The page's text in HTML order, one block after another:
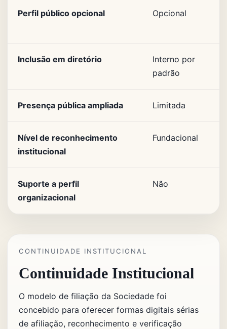
Perfil público opcional Opcional
Inclusão em diretório
Interno por
padrão
Presença pública ampliada Limitada
Nível de reconhecimento
institucional
Fundacional
Suporte a perfil
organizacional
Não
CONTINUIDADE INSTITUCIONAL
Continuidade Institucional
O modelo de filiação da Sociedade foi
concebido para oferecer formas digitais sérias
de afiliação, reconhecimento e verificação